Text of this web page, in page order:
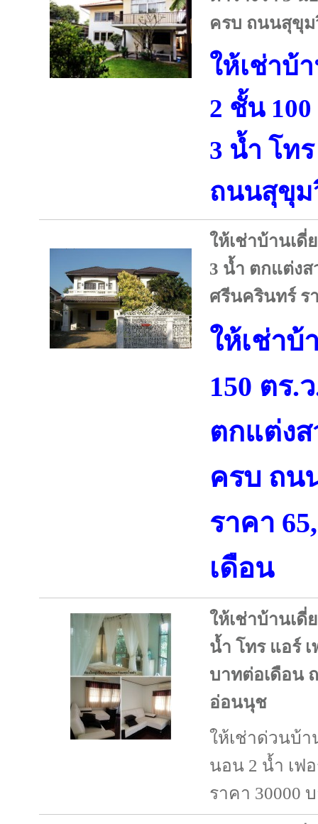
ครบ ถนนสุขุม
ให้เช่าบ้
2 ชั้น
3 น้ำ โท
ถนนสุขุม
ให้เช่าบ้านเดี่
3 น้ำ ตกแต่ง
ศรีนครินทร์ ร
ให้เช่าบ้
150 ตร.
ตกแต่งส
ครบ ถน
ราคา
เดือน
ให้เช่าบ้านเดี่
น้ำ โทร แอร์
บาทต่อเดือน
อ่อนนุช
ให้เช่าด่วนบ้า
นอน 2 น้ำ เฟ
ราคา 30000